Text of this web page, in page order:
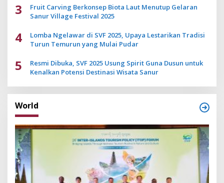
3
Fruit Carving Berkonsep Biota Laut Menutup Gelaran
Sanur Village Festival 2025
4
Lomba Ngelawar di SVF 2025, Upaya Lestarikan Tradisi
Turun Temurun yang Mulai Pudar
5
Resmi Dibuka, SVF 2025 Usung Spirit Guna Dusun untuk
Kenalkan Potensi Destinasi Wisata Sanur
World